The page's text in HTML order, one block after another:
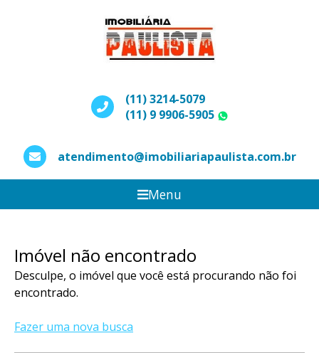
(11) 3214-5079
(11) 9 9906-5905
atendimento@imobiliariapaulista.com.br
Menu
Imóvel não encontrado
Desculpe, o imóvel que você está procurando não foi
encontrado.
Fazer uma nova busca